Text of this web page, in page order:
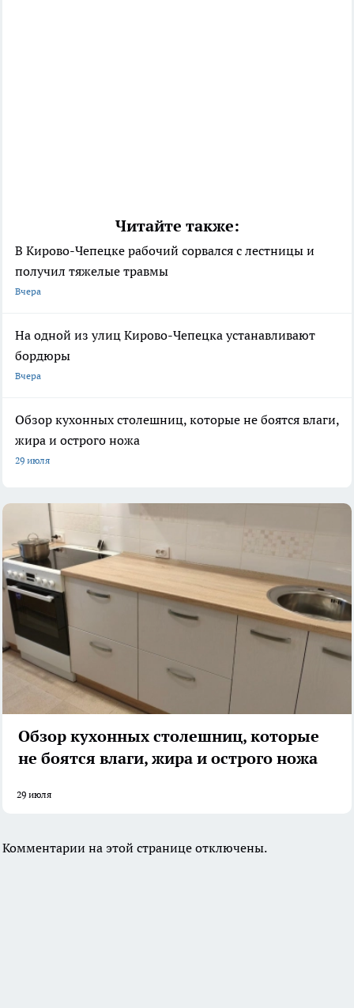
Читайте также:
В Кирово-Чепецке рабочий сорвался с лестницы и
получил тяжелые травмы
Вчера
На одной из улиц Кирово-Чепецка устанавливают
бордюры
Вчера
Обзор кухонных столешниц, которые не боятся влаги,
жира и острого ножа
29 июля
Обзор кухонных столешниц, которые
не боятся влаги, жира и острого ножа
29 июля
Комментарии на этой странице отключены.